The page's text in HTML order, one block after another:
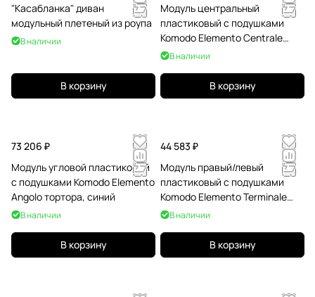
"Касабланка" диван
модульный плетеный из роупа
В наличии
В корзину
Модуль центральный
пластиковый с подушками
Komodo Elemento Centrale
тортора, холст
В наличии
В корзину
73 206 ₽
Модуль угловой пластиковый
с подушками Komodo Elemento
Angolo тортора, синий
В наличии
В корзину
44 583 ₽
Модуль правый/левый
пластиковый с подушками
Komodo Elemento Terminale
DS/SX тортора, лед
В наличии
В корзину